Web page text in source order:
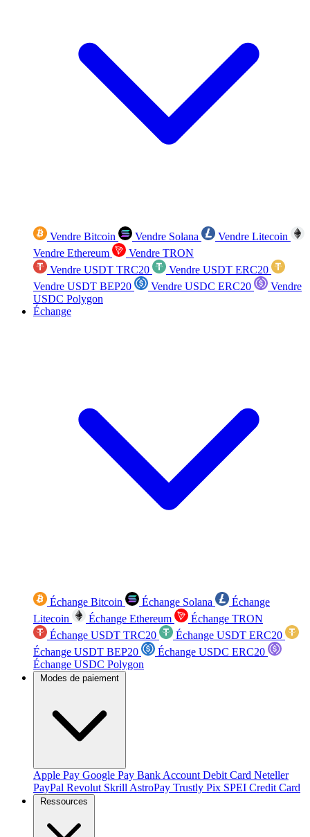
Vendre Bitcoin Vendre Solana
Vendre Litecoin
Vendre Ethereum
Vendre TRON
Vendre USDT TRC20
Vendre USDT ERC20
Vendre USDT BEP20
Vendre USDC ERC20
Vendre
USDC Polygon
Échange
Échange Bitcoin Échange Solana
Échange
Litecoin
Échange Ethereum
Échange TRON
Échange USDT TRC20
Échange USDT ERC20
Échange USDT BEP20
Échange USDC ERC20
Échange USDC Polygon
Modes de paiement
Apple Pay Google Pay Bank Account Debit Card Neteller
PayPal Revolut Skrill AstroPay Trustly Pix SPEI Credit Card
Ressources